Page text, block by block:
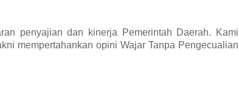
penyajian dan kinerja Pemerintah Daerah. Kami
mempertahankan opini Wajar Tanpa Pengecualian